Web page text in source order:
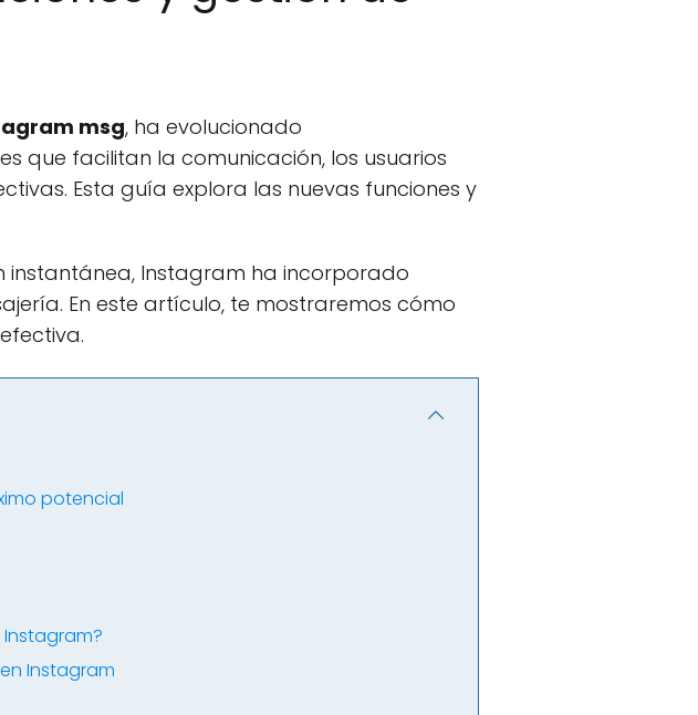
msg, ha evolucionado
que facilitan la comunicación, los usuarios
Esta guía explora las nuevas funciones y
Instagram ha incorporado
En este artículo, te mostraremos cómo
potencial
Instagram